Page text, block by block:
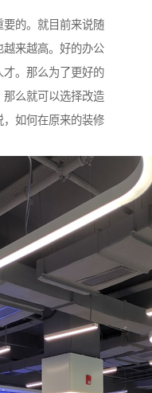
的。就目前来说随
来越高。好的办公
。那么为了更好的
么就可以选择改造
如何在原来的装修